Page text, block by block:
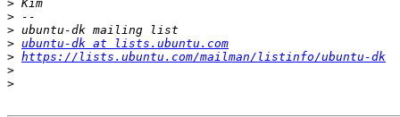
>
>
>
> ubuntu-dk at lists.ubuntu.com
> https://lists.ubuntu.com/mailman/listinfo/ubuntu-dk
>
>